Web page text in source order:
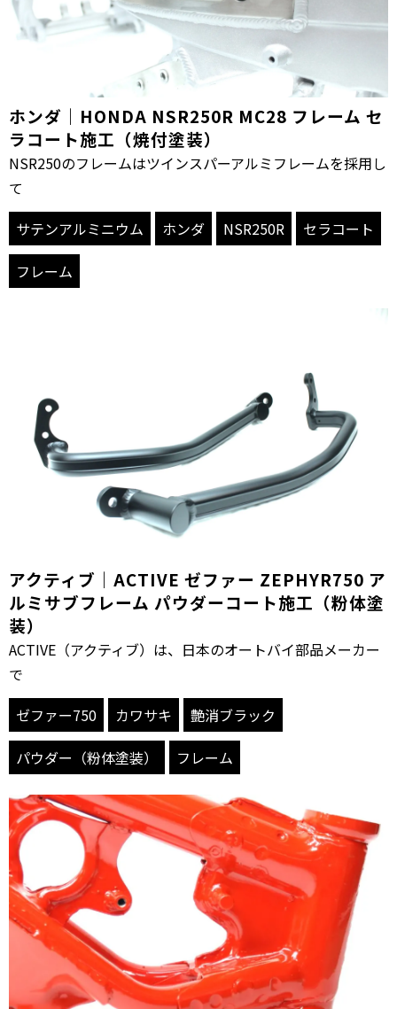
ホンダ｜HONDA NSR250R MC28 フレーム セ
ラコート施工（焼付塗装）
NSR250のフレームはツインスパーアルミフレームを採用し
て
サテンアルミニウム
ホンダ NSR250R
セラコート
フレーム
アクティブ｜ACTIVE ゼファー ZEPHYR750 ア
ルミサブフレーム パウダーコート施工（粉体塗
装）
ACTIVE（アクティブ）は、日本のオートバイ部品メーカー
で
ゼファー750
カワサキ
艶消ブラック
パウダー（粉体塗装）
フレーム